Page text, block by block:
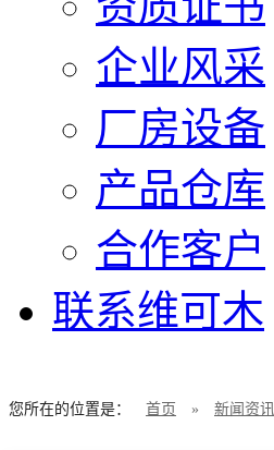
企业风采
厂房设备
产品仓库
合作客户
联系维可木
您所在的位置是： 首页 » 新闻资讯